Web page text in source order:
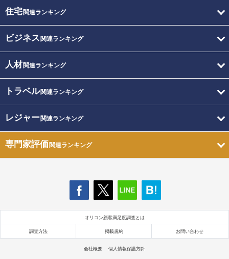
住宅関連ランキング
ビジネス 関連ランキング
人材関連ランキング
トラベル関連ランキング
レジャー関連ランキング
専門家評価関連ランキング
オリコン顧客満足度調査とは
調査方法 掲載規約 お問い合わせ
会社概要 個人情報保護方針